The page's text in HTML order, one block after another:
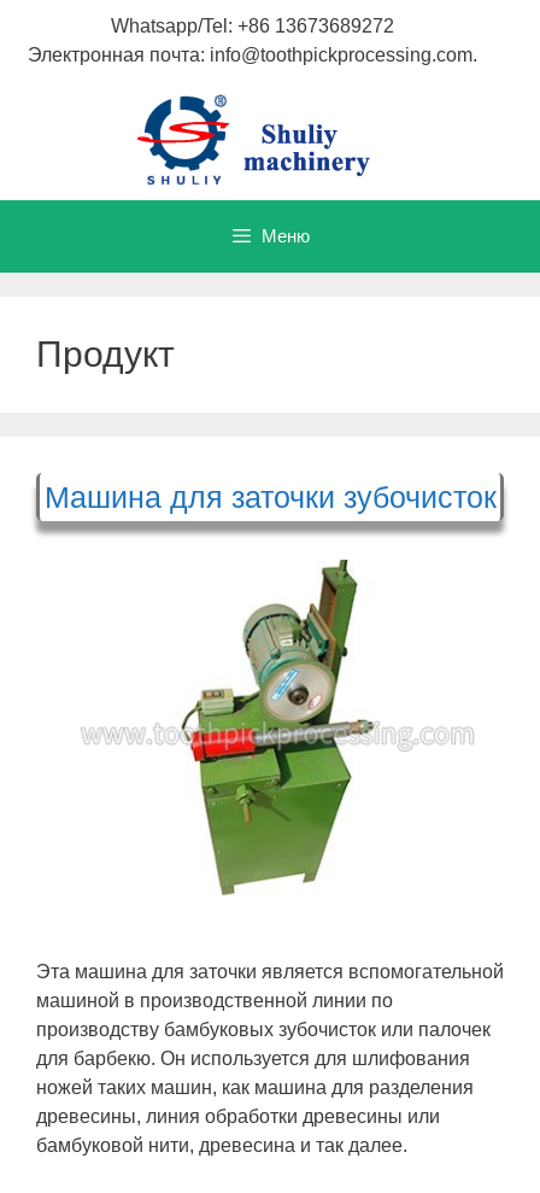
содержимому
Whatsapp/Tel: +86 13673689272
Электронная почта: info@toothpickprocessing.com.
Меню
Продукт
Машина для заточки зубочисток
Эта машина для заточки является вспомогательной
машиной в производственной линии по
производству бамбуковых зубочисток или палочек
для барбекю. Он используется для шлифования
ножей таких машин, как машина для разделения
древесины, линия обработки древесины или
бамбуковой нити, древесина и так далее.